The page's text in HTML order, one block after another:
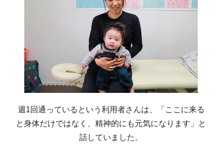
週1回通っているという利用者さんは、「ここに来る
と身体だけではなく、精神的にも元気になります」と
話していました。